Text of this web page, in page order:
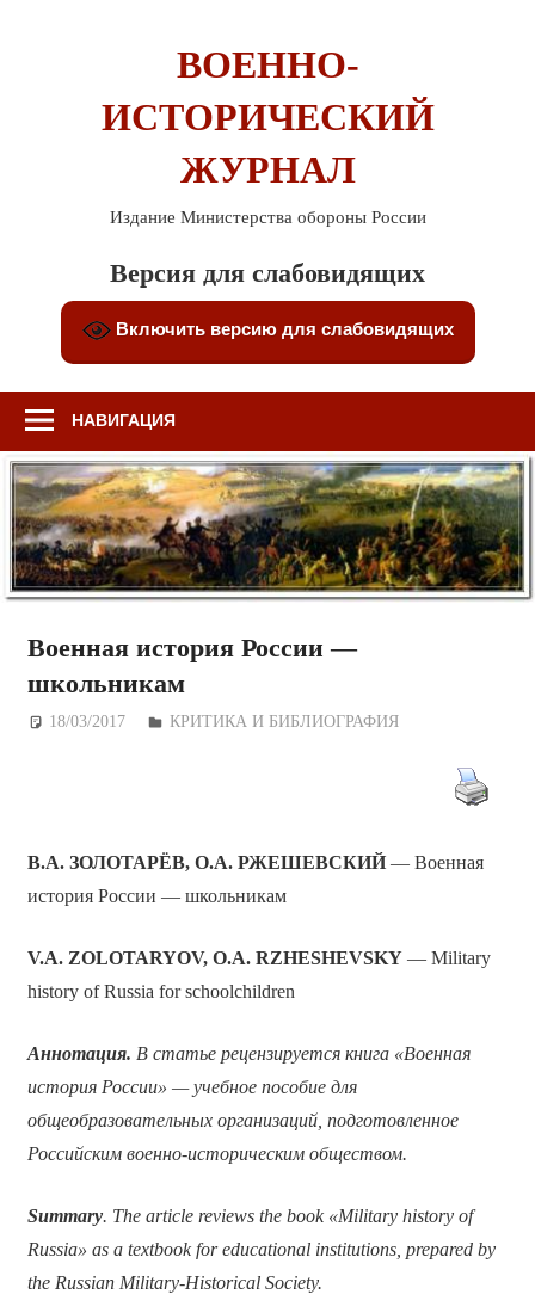
ВОЕННО-
ИСТОРИЧЕСКИЙ
ЖУРНАЛ
Издание Министерства обороны России
Версия для слабовидящих
Включить версию для слабовидящих
НАВИГАЦИЯ
Военная история России —
школьникам
18/03/2017 Дежурный по Редакции
КРИТИКА И БИБЛИОГРАФИЯ
В.А. ЗОЛОТАРЁВ, О.А. РЖЕШЕВСКИЙ— Военная
история России — школьникам
V.A. ZOLOTARYOV, O.A. RZHESHEVSKY— Military
history of Russia for schoolchildren
Аннотация. В статье рецензируется книга «Военная
история России» — учебное пособие для
общеобразовательных организаций, подготовленное
Российским военно-историческим обществом.
Summary. The article reviews the book «Military history of
Russia» as a textbook for educational institutions, prepared by
the Russian Military-Historical Society.